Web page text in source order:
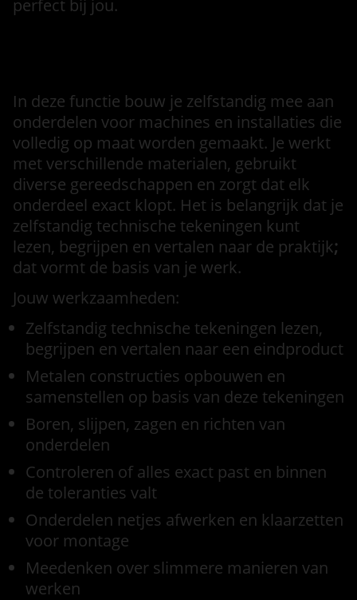
perfect bij jou.
In deze functie bouw je zelfstandig mee aan
onderdelen voor machines en installaties die
volledig op maat worden gemaakt. Je werkt
met verschillende materialen, gebruikt
diverse gereedschappen en zorgt dat elk
onderdeel exact klopt. Het is belangrijk dat je
zelfstandig technische tekeningen kunt
lezen, begrijpen en vertalen naar de praktijk;
dat vormt de basis van je werk.
Jouw werkzaamheden:
Zelfstandig technische tekeningen lezen,
begrijpen en vertalen naar een eindproduct
Metalen constructies opbouwen en
samenstellen op basis van deze tekeningen
Boren, slijpen, zagen en richten van
onderdelen
Controleren of alles exact past en binnen
de toleranties valt
Onderdelen netjes afwerken en klaarzetten
voor montage
Meedenken over slimmere manieren van
werken